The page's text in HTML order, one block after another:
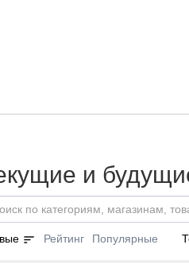
и
sort Рейтинг Популярные